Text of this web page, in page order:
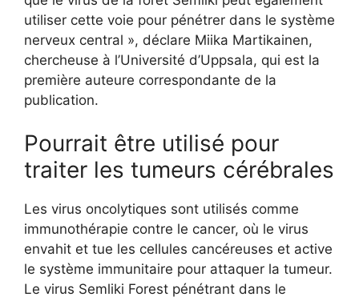
utiliser cette voie pour pénétrer dans le système
nerveux central », déclare Miika Martikainen,
chercheuse à l’Université d’Uppsala, qui est la
première auteure correspondante de la
publication.
Pourrait être utilisé pour
traiter les tumeurs cérébrales
Les virus oncolytiques sont utilisés comme
immunothérapie contre le cancer, où le virus
envahit et tue les cellules cancéreuses et active
le système immunitaire pour attaquer la tumeur.
Le virus Semliki Forest pénétrant dans le